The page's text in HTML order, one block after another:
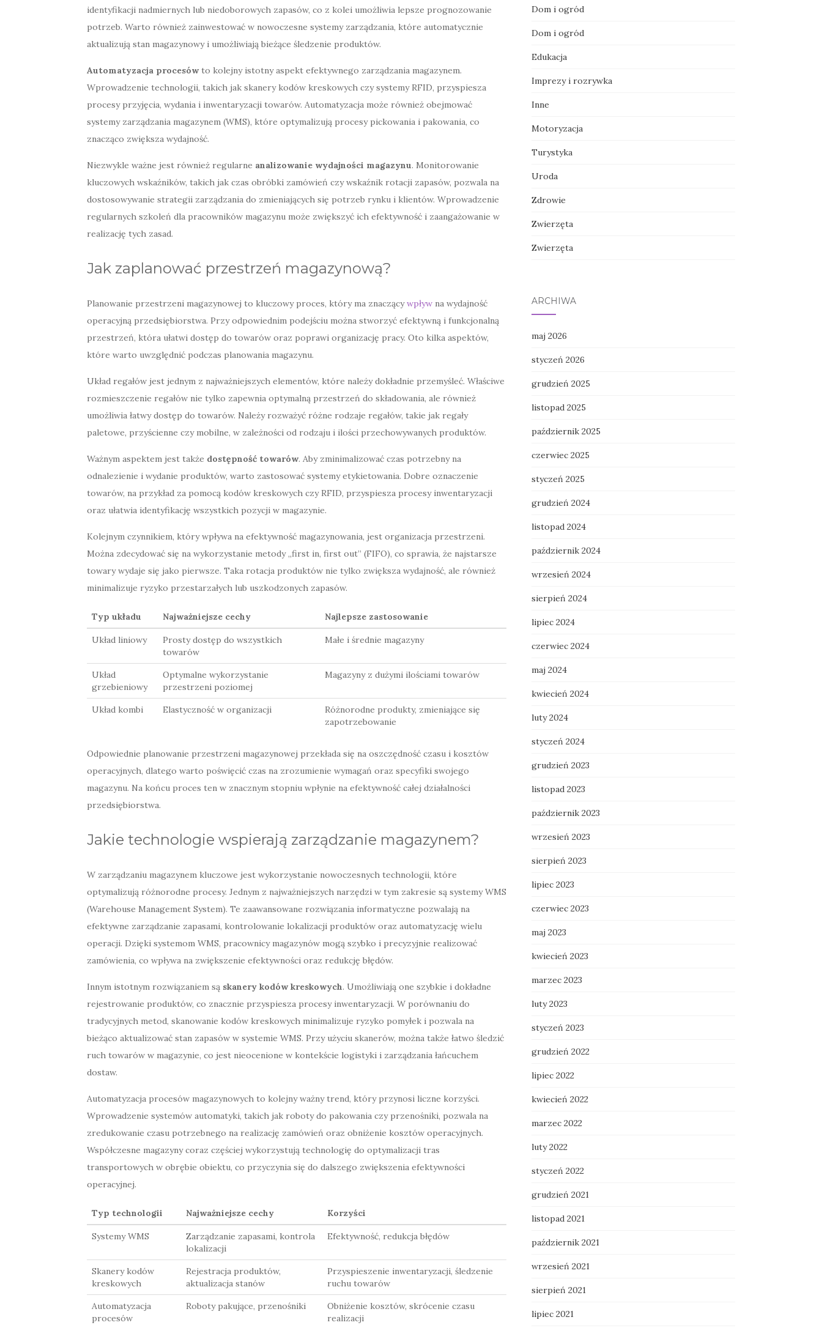
identyfikacji nadmiernych lub niedoborowych zapasów, co z kolei umożliwia lepsze prognozowanie
potrzeb. Warto również zainwestować w nowoczesne systemy zarządzania, które automatycznie
aktualizują stan magazynowy i umożliwiają bieżące śledzenie produktów.
Automatyzacja procesów to kolejny istotny aspekt efektywnego zarządzania magazynem.
Wprowadzenie technologii, takich jak skanery kodów kreskowych czy systemy RFID, przyspiesza
procesy przyjęcia, wydania i inwentaryzacji towarów. Automatyzacja może również obejmować
systemy zarządzania magazynem (WMS), które optymalizują procesy pickowania i pakowania, co
znacząco zwiększa wydajność.
Niezwykle ważne jest również regularne analizowanie wydajności magazynu. Monitorowanie
kluczowych wskaźników, takich jak czas obróbki zamówień czy wskaźnik rotacji zapasów, pozwala na
dostosowywanie strategii zarządzania do zmieniających się potrzeb rynku i klientów. Wprowadzenie
regularnych szkoleń dla pracowników magazynu może zwiększyć ich efektywność i zaangażowanie w
realizację tych zasad.
Jak zaplanować przestrzeń magazynową?
Planowanie przestrzeni magazynowej to kluczowy proces, który ma znaczącywpływ na wydajność
operacyjną przedsiębiorstwa. Przy odpowiednim podejściu można stworzyć efektywną i funkcjonalną
przestrzeń, która ułatwi dostęp do towarów oraz poprawi organizację pracy. Oto kilka aspektów,
które warto uwzględnić podczas planowania magazynu.
Układ regałów jest jednym z najważniejszych elementów, które należy dokładnie przemyśleć. Właściwe
rozmieszczenie regałów nie tylko zapewnia optymalną przestrzeń do składowania, ale również
umożliwia łatwy dostęp do towarów. Należy rozważyć różne rodzaje regałów, takie jak regały
paletowe, przyścienne czy mobilne, w zależności od rodzaju i ilości przechowywanych produktów.
Ważnym aspektem jest także dostępność towarów. Aby zminimalizować czas potrzebny na
odnalezienie i wydanie produktów, warto zastosować systemy etykietowania. Dobre oznaczenie
towarów, na przykład za pomocą kodów kreskowych czy RFID, przyspiesza procesy inwentaryzacji
oraz ułatwia identyfikację wszystkich pozycji w magazynie.
Kolejnym czynnikiem, który wpływa na efektywność magazynowania, jest organizacja przestrzeni.
Można zdecydować się na wykorzystanie metody „first in, first out” (FIFO), co sprawia, że najstarsze
towary wydaje się jako pierwsze. Taka rotacja produktów nie tylko zwiększa wydajność, ale również
minimalizuje ryzyko przestarzałych lub uszkodzonych zapasów.
Typ układu Najważniejsze cechy Najlepsze zastosowanie
Układ liniowy
Prosty dostęp do wszystkich
towarów
Małe i średnie magazyny
Układ
grzebieniowy
Optymalne wykorzystanie
przestrzeni poziomej
Magazyny z dużymi ilościami towarów
Układ kombi Elastyczność w organizacji
Różnorodne produkty, zmieniające się
zapotrzebowanie
Odpowiednie planowanie przestrzeni magazynowej przekłada się na oszczędność czasu i kosztów
operacyjnych, dlatego warto poświęcić czas na zrozumienie wymagań oraz specyfiki swojego
magazynu. Na końcu proces ten w znacznym stopniu wpłynie na efektywność całej działalności
przedsiębiorstwa.
Jakie technologie wspierają zarządzanie magazynem?
W zarządzaniu magazynem kluczowe jest wykorzystanie nowoczesnych technologii, które
optymalizują różnorodne procesy. Jednym z najważniejszych narzędzi w tym zakresie są systemy WMS
(Warehouse Management System). Te zaawansowane rozwiązania informatyczne pozwalają na
efektywne zarządzanie zapasami, kontrolowanie lokalizacji produktów oraz automatyzację wielu
operacji. Dzięki systemom WMS, pracownicy magazynów mogą szybko i precyzyjnie realizować
zamówienia, co wpływa na zwiększenie efektywności oraz redukcję błędów.
Innym istotnym rozwiązaniem są skanery kodów kreskowych. Umożliwiają one szybkie i dokładne
rejestrowanie produktów, co znacznie przyspiesza procesy inwentaryzacji. W porównaniu do
tradycyjnych metod, skanowanie kodów kreskowych minimalizuje ryzyko pomyłek i pozwala na
bieżąco aktualizować stan zapasów w systemie WMS. Przy użyciu skanerów, można także łatwo śledzić
ruch towarów w magazynie, co jest nieocenione w kontekście logistyki i zarządzania łańcuchem
dostaw.
Automatyzacja procesów magazynowych to kolejny ważny trend, który przynosi liczne korzyści.
Wprowadzenie systemów automatyki, takich jak roboty do pakowania czy przenośniki, pozwala na
zredukowanie czasu potrzebnego na realizację zamówień oraz obniżenie kosztów operacyjnych.
Współczesne magazyny coraz częściej wykorzystują technologię do optymalizacji tras
transportowych w obrębie obiektu, co przyczynia się do dalszego zwiększenia efektywności
operacyjnej.
Typ technologii Najważniejsze cechy Korzyści
Systemy WMS
Zarządzanie zapasami, kontrola
lokalizacji
Efektywność, redukcja błędów
Skanery kodów
kreskowych
Rejestracja produktów,
aktualizacja stanów
Przyspieszenie inwentaryzacji, śledzenie
ruchu towarów
Automatyzacja
procesów
Roboty pakujące, przenośniki
Obniżenie kosztów, skrócenie czasu
realizacji
Dom i ogród
Dom i ogród
Edukacja
Imprezy i rozrywka
Inne
Motoryzacja
Turystyka
Uroda
Zdrowie
Zwierzęta
Zwierzęta
ARCHIWA
maj 2026
styczeń 2026
grudzień 2025
listopad 2025
październik 2025
czerwiec 2025
styczeń 2025
grudzień 2024
listopad 2024
październik 2024
wrzesień 2024
sierpień 2024
lipiec 2024
czerwiec 2024
maj 2024
kwiecień 2024
luty 2024
styczeń 2024
grudzień 2023
listopad 2023
październik 2023
wrzesień 2023
sierpień 2023
lipiec 2023
czerwiec 2023
maj 2023
kwiecień 2023
marzec 2023
luty 2023
styczeń 2023
grudzień 2022
lipiec 2022
kwiecień 2022
marzec 2022
luty 2022
styczeń 2022
grudzień 2021
listopad 2021
październik 2021
wrzesień 2021
sierpień 2021
lipiec 2021